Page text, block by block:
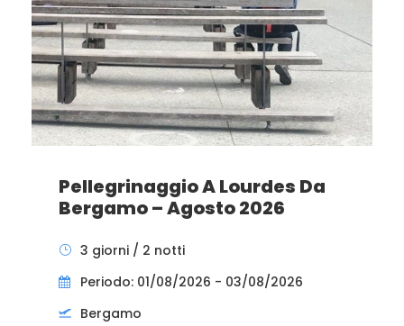
Pellegrinaggio A Lourdes Da
Bergamo – Agosto 2026
3 giorni / 2 notti
Periodo: 01/08/2026 - 03/08/2026
Bergamo